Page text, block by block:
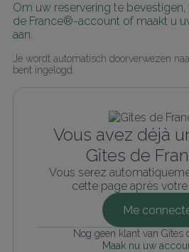
Om uw reservering te
de France®-account of maakt u
aan.
Je wordt automatisch doorverwezen
bent ingelogd.
Vous avez déjà
Gîtes de
Vous serez
cette page après
Me
Nog geen klant van Gîtes
Maak nu uw